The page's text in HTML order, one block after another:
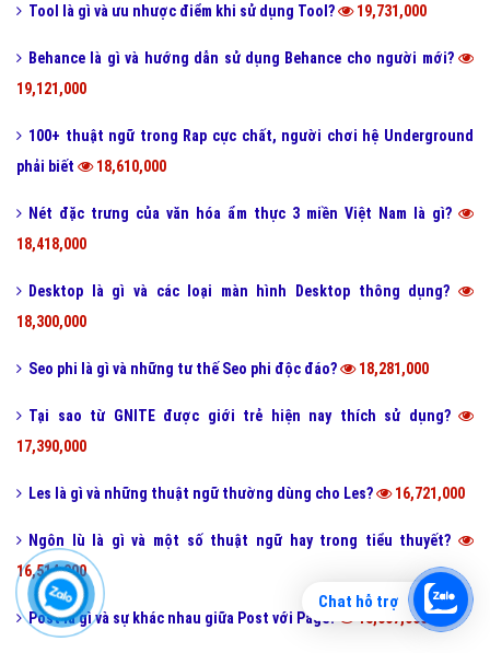
Tool là gì và ưu nhược điểm khi sử dụng Tool? 19,731,000
Behance là gì và hướng dẫn sử dụng Behance cho người mới?
19,121,000
100+ thuật ngữ trong Rap cực chất, người chơi hệ Underground
phải biết
18,610,000
Nét đặc trưng của văn hóa ẩm thực 3 miền Việt Nam là gì?
18,418,000
Desktop là gì và các loại màn hình Desktop thông dụng?
18,300,000
Seo phi là gì và những tư thế Seo phi độc đáo? 18,281,000
Tại sao từ GNITE được giới trẻ hiện nay thích sử dụng?
17,390,000
Les là gì và những thuật ngữ thường dùng cho Les? 16,721,000
Ngôn lù là gì và một số thuật ngữ hay trong tiểu thuyết?
16,514,000
Post là gì và sự khác nhau giữa Post với Page? 15,607,000
Chat hỗ trợ